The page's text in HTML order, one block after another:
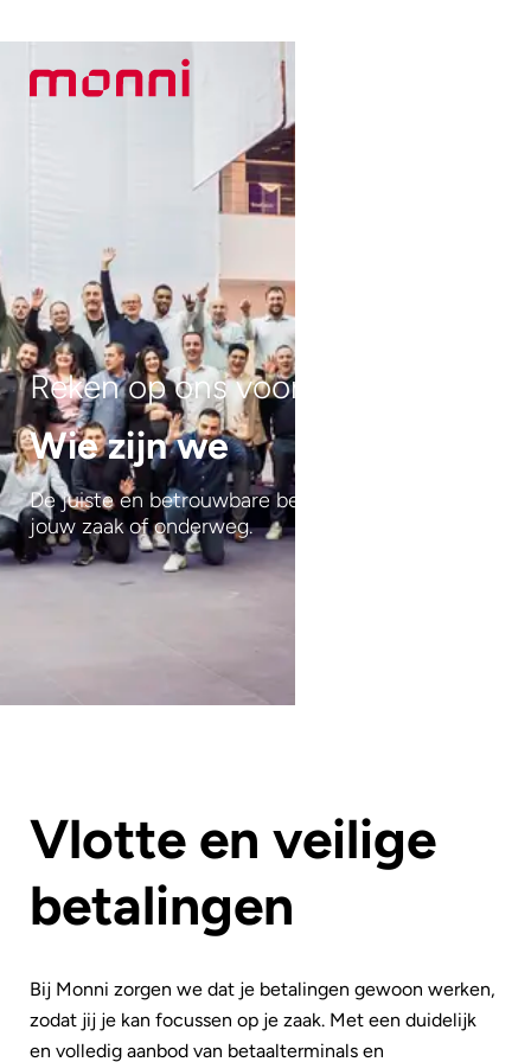
Reken op ons voor alles wat telt
Wie zijn we
De juiste en betrouwbare betaaloplossing, in
jouw zaak of onderweg.
Vlotte en veilige
betalingen
Bij Monni zorgen we dat je betalingen gewoon werken,
zodat jij je kan focussen op je zaak. Met een duidelijk
en volledig aanbod van betaalterminals en